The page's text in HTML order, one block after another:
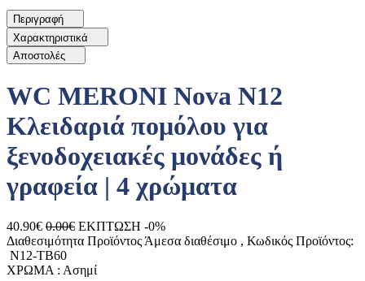
Περιγραφή
Χαρακτηριστικά
Αποστολές
WC MERONI Nova N12
Κλειδαριά πομόλου για
ξενοδοχειακές μονάδες ή
γραφεία | 4 χρώματα
40.90€ 0.00€ ΕΚΠΤΩΣΗ -0%
Διαθεσιμότητα Προϊόντος Άμεσα διαθέσιμο , Κωδικός Προϊόντος:
N12-TB60
ΧΡΩΜΑ : Ασημί